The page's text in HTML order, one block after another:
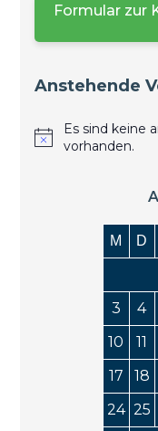
Formular zur
Anstehende
Es sind keine
vorhanden.
M D
3
4
10
11
17
18
24 25